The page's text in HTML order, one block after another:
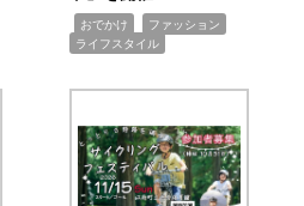
おでかけ ファッション
ライフスタイル